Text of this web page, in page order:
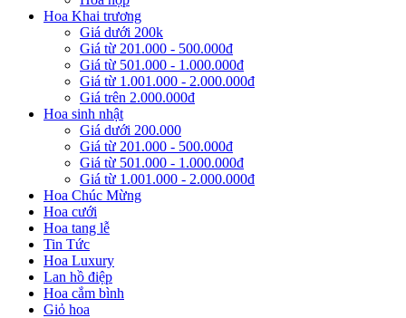
Hoa Khai trương
Giá dưới 200k
Giá từ 201.000 - 500.000đ
Giá từ 501.000 - 1.000.000đ
Giá từ 1.001.000 - 2.000.000đ
Giá trên 2.000.000đ
Hoa sinh nhật
Giá dưới 200.000
Giá từ 201.000 - 500.000đ
Giá từ 501.000 - 1.000.000đ
Giá từ 1.001.000 - 2.000.000đ
Hoa Chúc Mừng
Hoa cưới
Hoa tang lễ
Tin Tức
Hoa Luxury
Lan hồ điệp
Hoa cắm bình
Giỏ hoa